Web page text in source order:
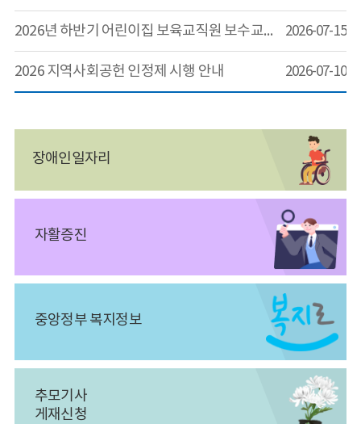
2026년 하반기 어린이집 보육교직원 보수교육 일정 안내 2026-07-15
2026 지역사회공헌 인정제 시행 안내 2026-07-10
장애인일자리
자활증진
중앙정부 복지정보
추모기사
게재신청